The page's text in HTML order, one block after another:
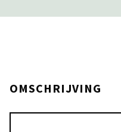
OMSCHRIJVING